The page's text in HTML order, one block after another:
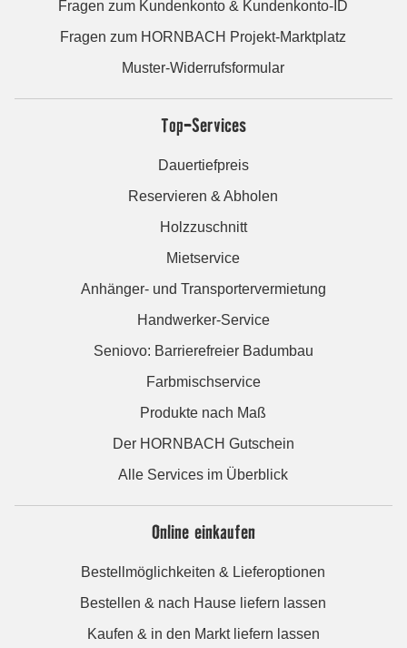
Fragen zum Kundenkonto & Kundenkonto-ID
Fragen zum HORNBACH Projekt-Marktplatz
Muster-Widerrufsformular
Top-Services
Dauertiefpreis
Reservieren & Abholen
Holzzuschnitt
Mietservice
Anhänger- und Transportervermietung
Handwerker-Service
Seniovo: Barrierefreier Badumbau
Farbmischservice
Produkte nach Maß
Der HORNBACH Gutschein
Alle Services im Überblick
Online einkaufen
Bestellmöglichkeiten & Lieferoptionen
Bestellen & nach Hause liefern lassen
Kaufen & in den Markt liefern lassen